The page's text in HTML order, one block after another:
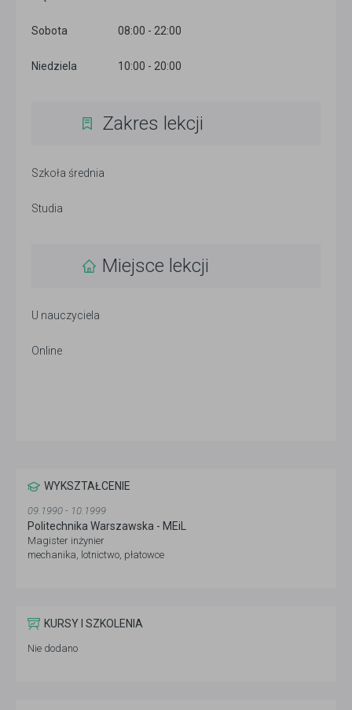
Sobota 08:00 - 22:00
Niedziela 10:00 - 20:00
Zakres lekcji
Szkoła średnia
Studia
Miejsce lekcji
U nauczyciela
Online
WYKSZTAŁCENIE
09.1990 - 10.1999
Politechnika Warszawska - MEiL
Magister inżynier
mechanika, lotnictwo, płatowce
KURSY I SZKOLENIA
Nie dodano